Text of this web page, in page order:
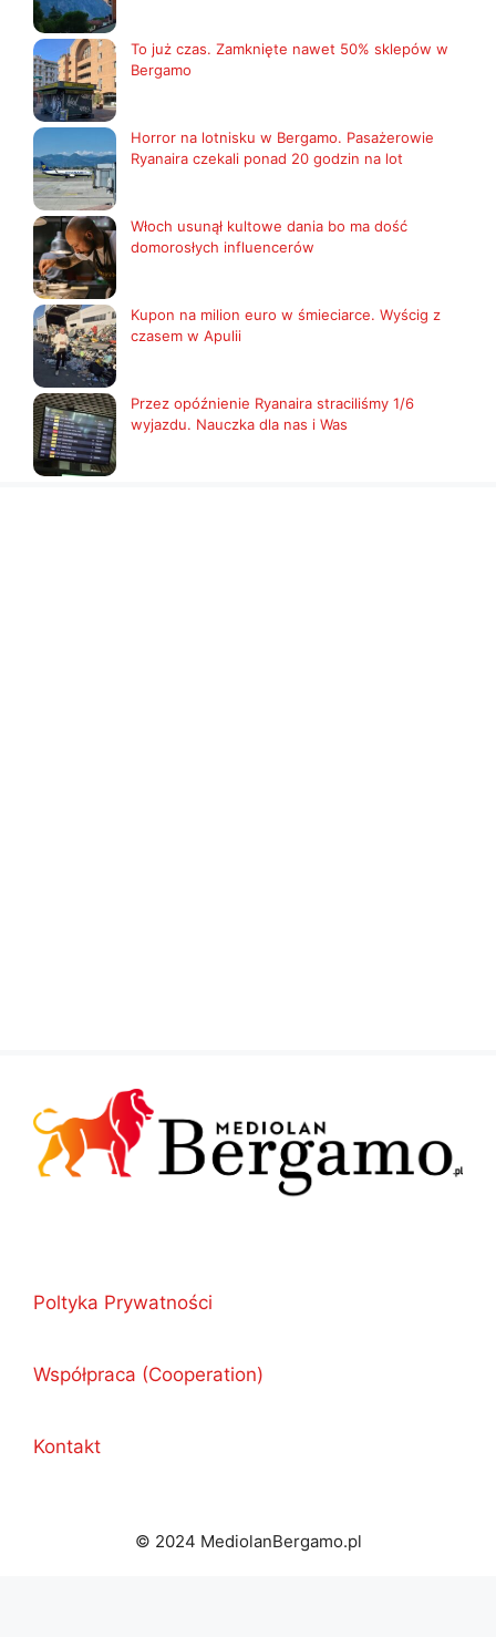
To już czas. Zamknięte nawet 50% sklepów w
Bergamo
Horror na lotnisku w Bergamo. Pasażerowie
Ryanaira czekali ponad 20 godzin na lot
Włoch usunął kultowe dania bo ma dość
domorosłych influencerów
Kupon na milion euro w śmieciarce. Wyścig z
czasem w Apulii
Przez opóźnienie Ryanaira straciliśmy 1/6
wyjazdu. Nauczka dla nas i Was
Poltyka Prywatności
Współpraca (Cooperation)
Kontakt
© 2024 MediolanBergamo.pl